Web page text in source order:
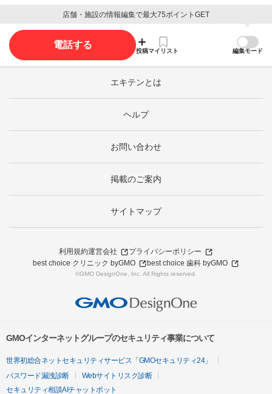
店舗・施設の情報編集で最大75ポイントGET
電話する
投稿マイリスト 編集モード
エキテンとは
ヘルプ
お問い合わせ
掲載のご案内
サイトマップ
利用規約運営会社
プライバシーポリシー
best choice クリニック byGMO
best choice 歯科 byGMO
©GMO DesignOne, Inc. All Rights reserved.
GMOインターネットグループのセキュリティ事業について
世界初総合ネットセキュリティサービス「GMOセキュリティ24」
パスワード漏洩診断
Webサイトリスク診断
セキュリティ相談AIチャットボット